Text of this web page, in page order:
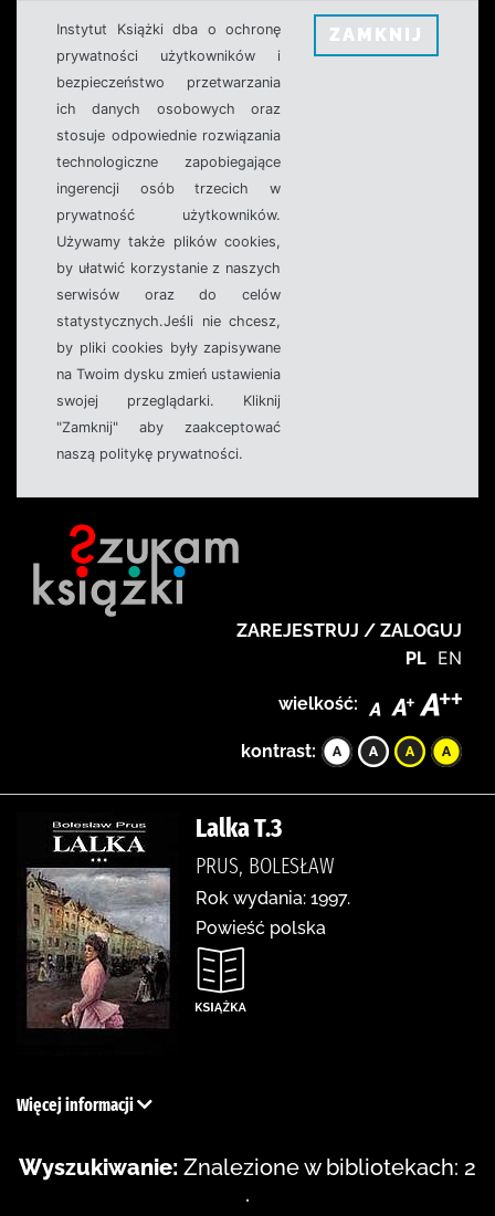
Instytut Książki dba o ochronę
prywatności użytkowników i
bezpieczeństwo przetwarzania
ich danych osobowych oraz
stosuje odpowiednie rozwiązania
technologiczne zapobiegające
ingerencji osób trzecich w
prywatność użytkowników.
Używamy także plików cookies,
by ułatwić korzystanie z naszych
serwisów oraz do celów
statystycznych.Jeśli nie chcesz,
by pliki cookies były zapisywane
na Twoim dysku zmień ustawienia
swojej przeglądarki. Kliknij
"Zamknij" aby zaakceptować
naszą politykę prywatności.
ZAMKNIJ
ZAREJESTRUJ / ZALOGUJ
PL EN
wielkość:
kontrast:
Lalka T.3
PRUS, BOLESŁAW
Rok wydania: 1997.
Powieść polska
Więcej informacji
Wyszukiwanie: Znalezione w bibliotekach: 2
.